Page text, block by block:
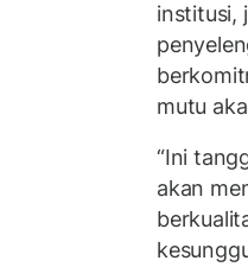
institusi,
mutu
“Ini
akan